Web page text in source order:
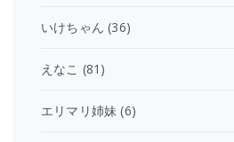
いけちゃん (36)
えなこ (81)
エリマリ姉妹 (6)